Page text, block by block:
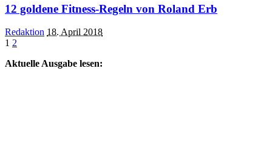
12 goldene Fitness-Regeln von Roland Erb
Posted
by
Redaktion 18. April 2018
1 2
Aktuelle Ausgabe lesen: